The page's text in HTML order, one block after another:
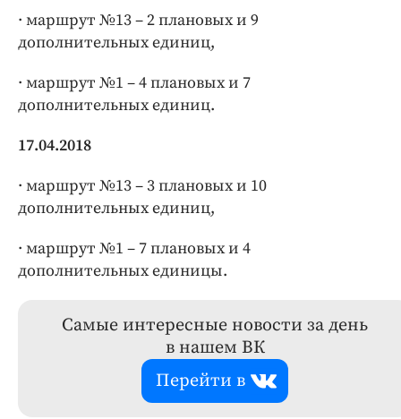
· маршрут №13 – 2 плановых и 9
дополнительных единиц,
· маршрут №1 – 4 плановых и 7
дополнительных единиц.
17.04.2018
· маршрут №13 – 3 плановых и 10
дополнительных единиц,
· маршрут №1 – 7 плановых и 4
дополнительных единицы.
Самые интересные новости за день
в нашем ВК
Перейти в